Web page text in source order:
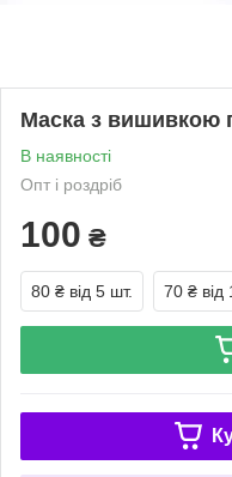
Маска з вишивкою
В наявності
Опт і роздріб
100 ₴
80 ₴ від 5 шт. 70 ₴ від